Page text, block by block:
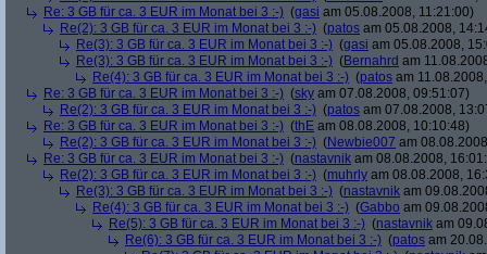
Re: 3 GB für ca. 3 EUR im Monat bei 3 :-) (gasi am 05.08.2008, 11:21:00)
Re(2): 3 GB für ca. 3 EUR im Monat bei 3 :-) (patos am 05.08.2008,
Re(3): 3 GB für ca. 3 EUR im Monat bei 3 :-) (gasi am 05.08.2008,
Re(3): 3 GB für ca. 3 EUR im Monat bei 3 :-) (Bernahrd am
Re(4): 3 GB für ca. 3 EUR im Monat bei 3 :-) (patos am
Re: 3 GB für ca. 3 EUR im Monat bei 3 :-) (sky am 07.08.2008, 09:51:07)
Re(2): 3 GB für ca. 3 EUR im Monat bei 3 :-) (patos am 07.08.2008,
Re: 3 GB für ca. 3 EUR im Monat bei 3 :-) (thE am 08.08.2008, 10:10:48)
Re(2): 3 GB für ca. 3 EUR im Monat bei 3 :-) (Newbie007 am
Re: 3 GB für ca. 3 EUR im Monat bei 3 :-) (nastavnik am 08.08.2008,
Re(2): 3 GB für ca. 3 EUR im Monat bei 3 :-) (muhrly am 08.08.2008,
Re(3): 3 GB für ca. 3 EUR im Monat bei 3 :-) (nastavnik am
Re(4): 3 GB für ca. 3 EUR im Monat bei 3 :-) (Gabbo am
Re(5): 3 GB für ca. 3 EUR im Monat bei 3 :-) (nastavnik am
Re(6): 3 GB für ca. 3 EUR im Monat bei 3 :-) (patos am